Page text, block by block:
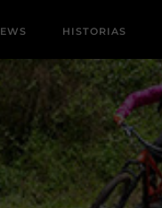
HISTORIAS